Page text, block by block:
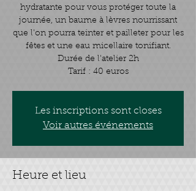
hydratante pour vous protéger toute la
journée, un baume à lèvres nourrissant
que l'on pourra teinter et pailleter pour les
fêtes et une eau micellaire tonifiant.
Durée de l'atelier 2h
Tarif : 40 euros
Les inscriptions sont closes
Voir autres événements
Heure et lieu